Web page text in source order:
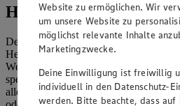
Hinweise
Der Inhalt dieser Website ist
Herausgeber gewährt Ihnen jedoch das
Website bereitgestellten Text ganz oder
speichern und zu vervielfältigen. Aus
allerdings die Speicherung und
Website zu ermöglichen. Wir
um unsere Website zu
möglichst relevante Inhalte
Marketingzwecke.
Deine Einwilligung ist freiwillig
individuell in den Datenschutz-
werden. Bitte beachte, dass auf